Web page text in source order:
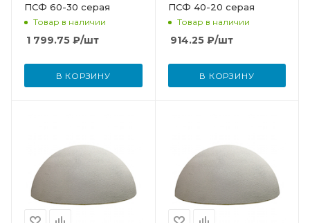
ПСФ 60-30 серая
Товар в наличии
1 799.75 ₽/шт
В КОРЗИНУ
ПСФ 40-20 серая
Товар в наличии
914.25₽/шт
В КОРЗИНУ